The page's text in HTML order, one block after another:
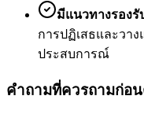
มีแนวทางรอง
การปฏิเสธและวา
ประสบการณ์
คำถามที่ควรถามก่อ